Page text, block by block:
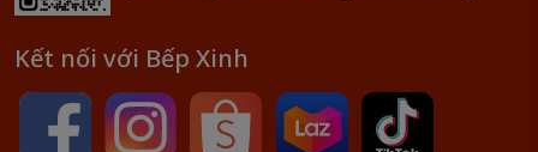
Kết nối với Bếp Xinh